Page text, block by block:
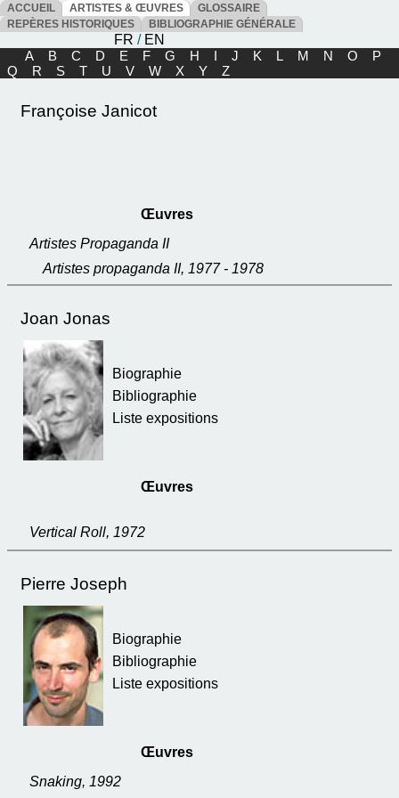
ACCUEIL ARTISTES & ŒUVRES
GLOSSAIRE
REPÈRES HISTORIQUES
BIBLIOGRAPHIE GÉNÉRALE
FR / EN
A
B C D E F G H I J K L M N O
P
Q
R S T U V W X Y Z